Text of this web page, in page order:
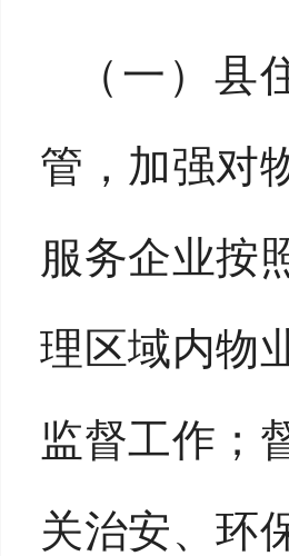
（一）
管，加强对
服务企业按
理区域内物
监督工作；
关治安、环